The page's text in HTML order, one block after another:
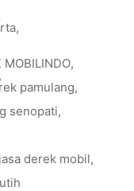
,
MOBILINDO,
,
pamulang,
senopati,
derek mobil,